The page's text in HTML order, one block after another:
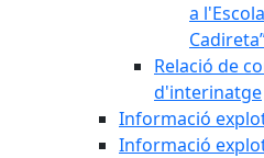
a
Relació de
d'interinatge
Informació
Informació